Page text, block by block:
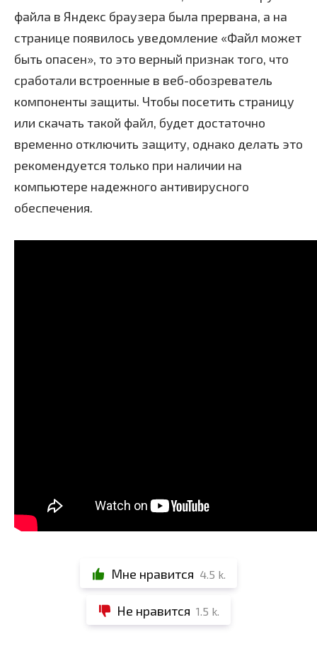
файла в Яндекс браузера была прервана, а на
странице появилось уведомление «Файл может
быть опасен», то это верный признак того, что
сработали встроенные в веб-обозреватель
компоненты защиты. Чтобы посетить страницу
или скачать такой файл, будет достаточно
временно отключить защиту, однако делать это
рекомендуется только при наличии на
компьютере надежного антивирусного
обеспечения.
Мне нравится 4.5 k.
Не нравится 1.5 k.